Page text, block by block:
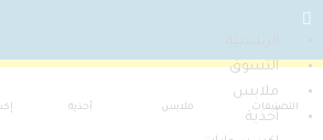
التسوق
ملابس
أحذية
التصنيفات ملابس أحذية